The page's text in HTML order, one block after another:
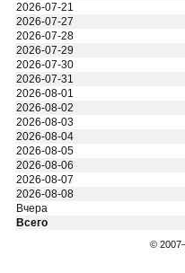
2026-07-21
2026-07-27
2026-07-28
2026-07-29
2026-07-30
2026-07-31
2026-08-01
2026-08-02
2026-08-03
2026-08-04
2026-08-05
2026-08-06
2026-08-07
2026-08-08
Вчера
Всего
©